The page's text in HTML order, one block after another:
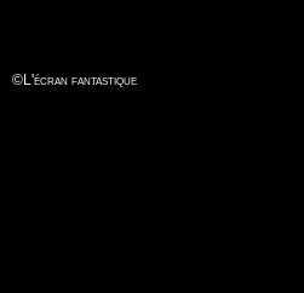
©L'écran fantastique